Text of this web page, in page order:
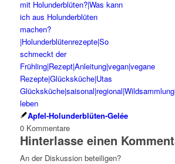
Apfel-Holunderblüten-Gelée
0 Kommentare
Hinterlasse einen
An der Diskussion beteiligen?